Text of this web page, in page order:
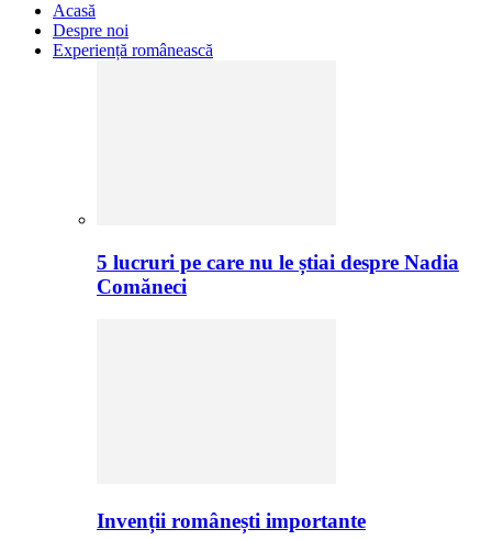
Acasă
Despre noi
Experiență românească
5 lucruri pe care nu le știai despre Nadia
Comăneci
Invenții românești importante